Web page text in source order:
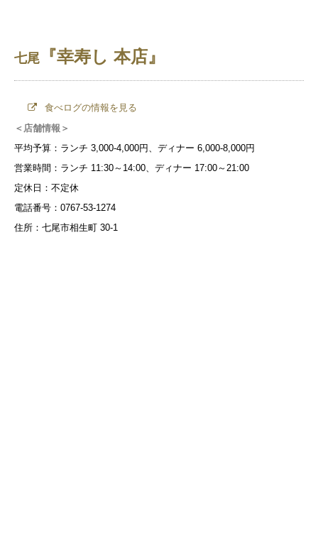
七尾 『幸寿し 本店』
食べログの情報を見る
＜店舗情報＞
平均予算：ランチ 3,000-4,000円、ディナー 6,000-8,000円
営業時間：ランチ 11:30～14:00、ディナー 17:00～21:00
定休日：不定休
電話番号：0767-53-1274
住所：七尾市相生町 30-1